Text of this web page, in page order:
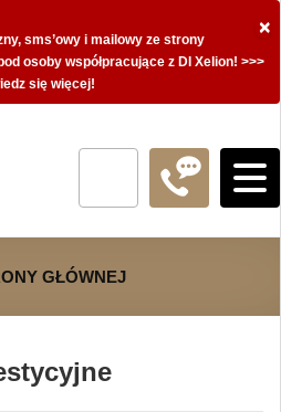
×
sms’owy i mailowy ze strony
osoby współpracujące z DI Xelion! >>>
się więcej!
GŁÓWNEJ